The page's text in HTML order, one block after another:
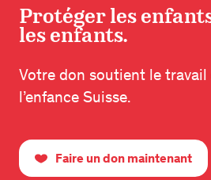
Protéger les
les enfants.
Votre don soutient le
l’enfance Suisse.
Faire un don maintenant